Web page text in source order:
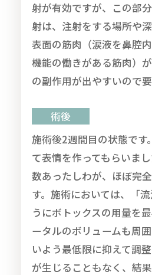
射が有効ですが、この部
射は、注射をする場所や
表面の筋肉（涙液を鼻腔
機能の働きがある筋肉）が
の副作用が出やすいので要
術後
施術後2週間目の状態です
て表情を作ってもらいま
数あったしわが、ほぼ完
す。施術においては、「
うにボトックスの用量を
ータルのボリュームも周
いよう最低限に抑えて調
が生じることもなく、結